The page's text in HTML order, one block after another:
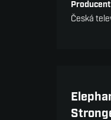
Producent
Česká